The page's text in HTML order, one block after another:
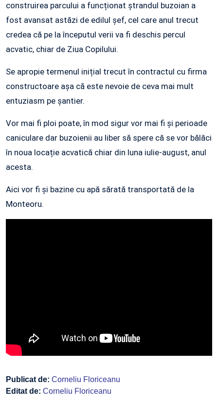
construirea parcului a funcționat ștrandul buzoian a
fost avansat astăzi de edilul șef, cel care anul trecut
credea că pe la începutul verii va fi deschis percul
acvatic, chiar de Ziua Copilului.
Se apropie termenul inițial trecut în contractul cu firma
constructoare așa că este nevoie de ceva mai mult
entuziasm pe șantier.
Vor mai fi ploi poate, în mod sigur vor mai fi și perioade
caniculare dar buzoienii au liber să spere că se vor bălăci
în noua locație acvatică chiar din luna iulie-august, anul
acesta.
Aici vor fi și bazine cu apă sărată transportată de la
Monteoru.
Publicat de: Corneliu Floriceanu
Editat de: Corneliu Floriceanu